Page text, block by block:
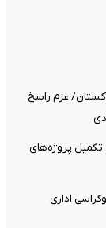
عزم راسخ
تکمیل پروژه‌های
بروکراسی اداری